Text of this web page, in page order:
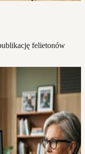
felietonów